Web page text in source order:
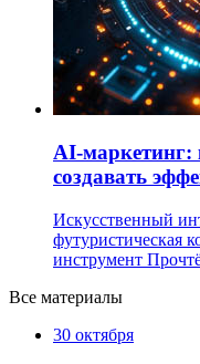
AI-маркетинг:
создавать
Искусственный
футуристическая
инструмент
Все материалы
30 октября